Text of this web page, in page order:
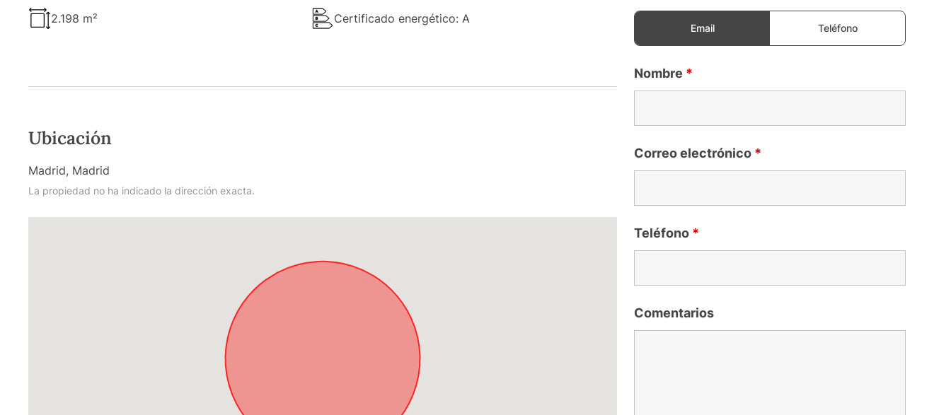
2.198 m² Certificado energético: A
Ubicación
Madrid, Madrid
La propiedad no ha indicado la dirección exacta.
Email Teléfono
Nombre *
Correo electrónico *
Teléfono *
Comentarios